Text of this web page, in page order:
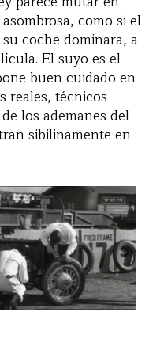
como si el
coche dominara, a
El suyo es el
buen cuidado en
reales, técnicos
los ademanes del
sibilinamente en